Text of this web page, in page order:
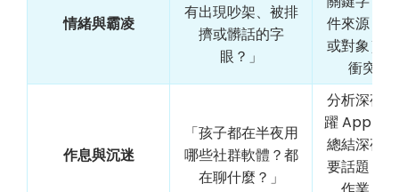
情緒與霸凌
有出現吵架、被排
擠或髒話的字
眼？」
件來源（
或對象）
衝突原
作息與沉迷
「孩子都在半夜用
哪些社群軟體？都
在聊什麼？」
分析深夜
躍 App，
總結深夜
要話題（